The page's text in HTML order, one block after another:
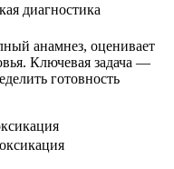
диагностика
анамнез, оценивает
Ключевая задача —
готовность